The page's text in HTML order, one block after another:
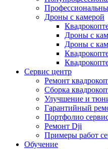
Дроны с камерой
Дроны с
Дроны с
Сервис центр
Ремонт
Сборка
Улучшение и
Гарантийный
Портфолио
Ремонт Dji
Примеры работ
Обучение